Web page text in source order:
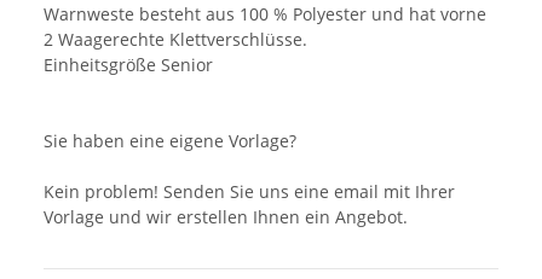
Warnweste besteht aus 100 % Polyester und hat vorne
2 Waagerechte Klettverschlüsse.
Einheitsgröße Senior
Sie haben eine eigene Vorlage?
Kein problem! Senden Sie uns eine email mit Ihrer
Vorlage und wir erstellen Ihnen ein Angebot.